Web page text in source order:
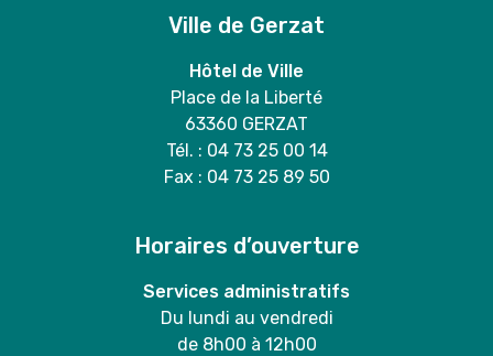
Ville de Gerzat
Hôtel de Ville
Place de la Liberté
63360 GERZAT
Tél. : 04 73 25 00 14
Fax : 04 73 25 89 50
Horaires d’ouverture
Services administratifs
Du lundi au vendredi
de 8h00 à 12h00